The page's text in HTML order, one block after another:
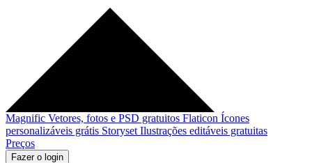
Magnific Vetores, fotos e PSD gratuitos Flaticon Ícones
personalizáveis grátis Storyset Ilustrações editáveis gratuitas
Preços
Fazer o login